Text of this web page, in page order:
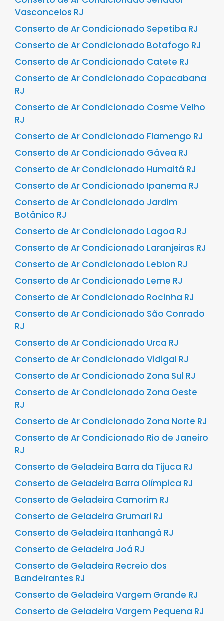
Vasconcelos RJ
Conserto de Ar Condicionado Sepetiba RJ
Conserto de Ar Condicionado Botafogo RJ
Conserto de Ar Condicionado Catete RJ
Conserto de Ar Condicionado Copacabana
RJ
Conserto de Ar Condicionado Cosme Velho
RJ
Conserto de Ar Condicionado Flamengo RJ
Conserto de Ar Condicionado Gávea RJ
Conserto de Ar Condicionado Humaitá RJ
Conserto de Ar Condicionado Ipanema RJ
Conserto de Ar Condicionado Jardim
Botânico RJ
Conserto de Ar Condicionado Lagoa RJ
Conserto de Ar Condicionado Laranjeiras RJ
Conserto de Ar Condicionado Leblon RJ
Conserto de Ar Condicionado Leme RJ
Conserto de Ar Condicionado Rocinha RJ
Conserto de Ar Condicionado São Conrado
RJ
Conserto de Ar Condicionado Urca RJ
Conserto de Ar Condicionado Vidigal RJ
Conserto de Ar Condicionado Zona Sul RJ
Conserto de Ar Condicionado Zona Oeste
RJ
Conserto de Ar Condicionado Zona Norte RJ
Conserto de Ar Condicionado Rio de Janeiro
RJ
Conserto de Geladeira Barra da Tijuca RJ
Conserto de Geladeira Barra Olímpica RJ
Conserto de Geladeira Camorim RJ
Conserto de Geladeira Grumari RJ
Conserto de Geladeira Itanhangá RJ
Conserto de Geladeira Joá RJ
Conserto de Geladeira Recreio dos
Bandeirantes RJ
Conserto de Geladeira Vargem Grande RJ
Conserto de Geladeira Vargem Pequena RJ